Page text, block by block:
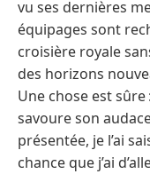
vu ses dernières
équipages sont
croisière royale
des horizons
Une chose est
savoure son
présentée, je l’ai
chance que j’ai